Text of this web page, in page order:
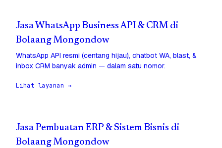
Jasa WhatsApp Business API & CRM di
Bolaang Mongondow
WhatsApp API resmi (centang hijau), chatbot WA, blast, &
inbox CRM banyak admin — dalam satu nomor.
Lihat layanan →
Jasa Pembuatan ERP & Sistem Bisnis di
Bolaang Mongondow